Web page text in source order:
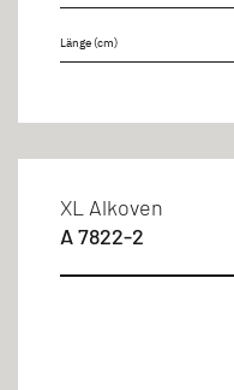
Sitzplätze
Länge (cm)
XL Alkoven
A 7822-2